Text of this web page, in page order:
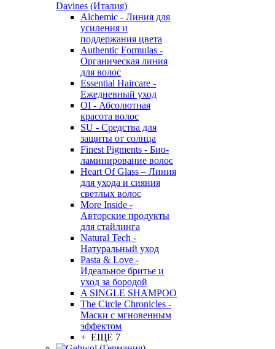
Davines (Италия)
Alchemic - Линия для
усиления и
поддержания цвета
Authentic Formulas -
Органическая линия
для волос
Essential Haircare -
Eжедневный уход
OI - Абсолютная
красота волос
SU - Средства для
защиты от солнца
Finest Pigments - Био-
ламинирование волос
Heart Of Glass – Линия
для ухода и сияния
светлых волос
More Inside -
Авторские продукты
для стайлинга
Natural Tech -
Натуральный уход
Pasta & Love -
Идеальное бритье и
уход за бородой
A SINGLE SHAMPOO
The Circle Chronicles -
Маски с мгновенным
эффектом
+ ЕЩЕ 7